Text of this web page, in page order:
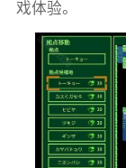
戏体验。